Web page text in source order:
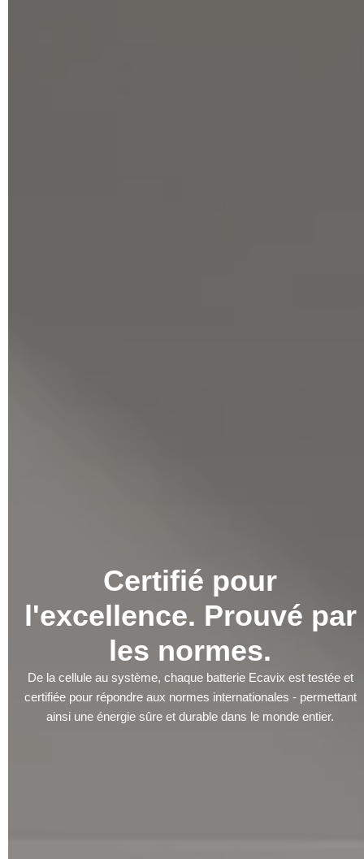
Certifié pour
l'excellence. Prouvé par
les normes.
De la cellule au système, chaque batterie Ecavix est testée et
certifiée pour répondre aux normes internationales - permettant
ainsi une énergie sûre et durable dans le monde entier.